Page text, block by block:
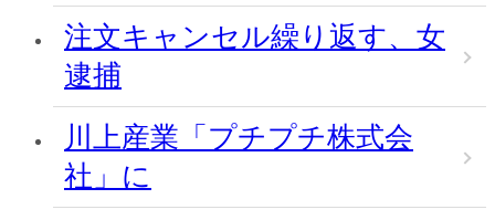
注文キャンセル繰り返す、女
逮捕
川上産業「プチプチ株式会
社」に